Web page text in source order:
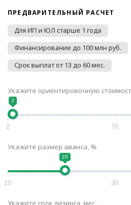
ПРЕДВАРИТЕЛЬНЫЙ РАСЧЕТ
Для ИП и ЮЛ старше 1 года
Финансирование до 100 млн руб.
Срок выплат от 13 до 60 мес.
Укажите ориентировочную
2
2 76
Укажите размер аванса, %
20
10 30
Укажите срок лизинга, мес.